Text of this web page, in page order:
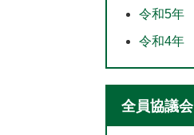
令和5年
令和4年
全員協議会